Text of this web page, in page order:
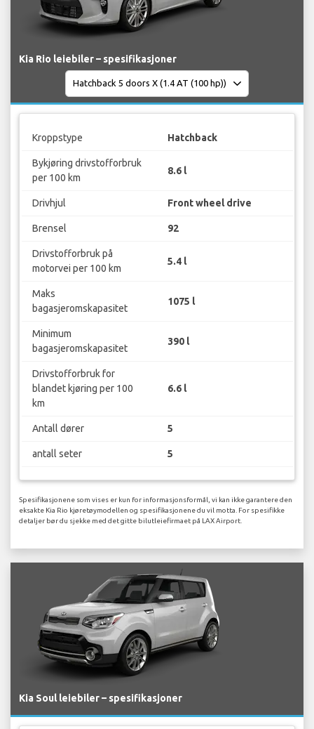
Kia Rio leiebiler – spesifikasjoner
Kroppstype Hatchback
Bykjøring drivstofforbruk
per 100 km
8.6 l
Drivhjul Front wheel drive
Brensel 92
Drivstofforbruk på
motorvei per 100 km
5.4 l
Maks
bagasjeromskapasitet
1075 l
Minimum
bagasjeromskapasitet
390 l
Drivstofforbruk for
blandet kjøring per 100
km
6.6 l
Antall dører 5
antall seter 5
Spesifikasjonene som vises er kun for informasjonsformål, vi kan ikke garantere den
eksakte Kia Rio kjøretøymodellen og spesifikasjonene du vil motta. For spesifikke
detaljer bør du sjekke med det gitte bilutleiefirmaet på LAX Airport.
Kia Soul leiebiler – spesifikasjoner